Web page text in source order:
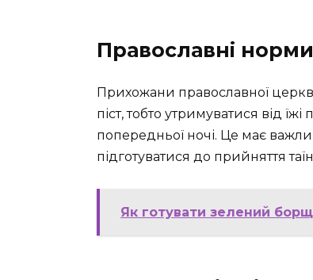
Православні норми
Прихожани православної
піст, тобто утримуватися від
попередньої ночі. Це має
підготуватися до прийняття
Як готувати зелений